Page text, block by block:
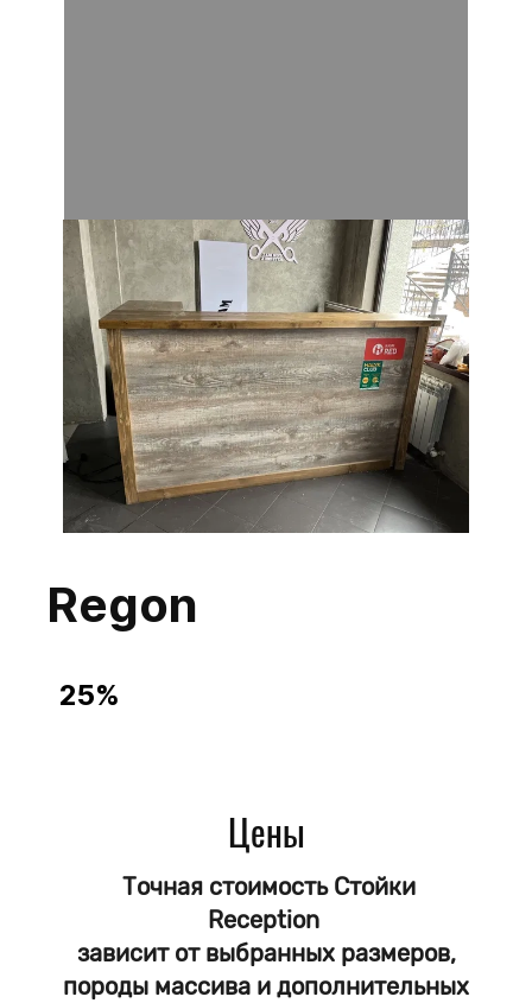
​Regon
25%
Ясень
Выбор размеров
Выбор цвета
Покрытие Масло - защита от влаги
Доставка до обьекта по РФ
Цены
Точная стоимость Стойки
Reception
зависит от выбранных размеров,
породы массива и дополнительных